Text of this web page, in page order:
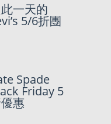
起Cole
鞋 + 獨
Rayba
一天的
5/6折團
Spade
Friday 5
惠